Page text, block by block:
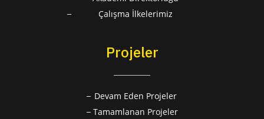
Çalışma İlkelerimiz
Projeler
Devam Eden Projeler
Tamamlanan Projeler